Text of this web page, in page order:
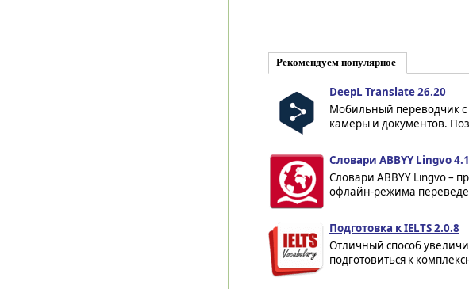
Рекомендуем популярное
DeepL Translate 26.20
Мобильный переводчик с
камеры и документов.
Словари ABBYY Lingvo
Словари ABBYY Lingvo –
офлайн-режима
Подготовка к IELTS 2.0.8
Отличный способ
подготовиться к